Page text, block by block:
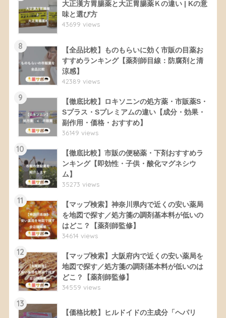
大正漢方胃腸薬と大正胃腸薬Ｋの違い | Kの意
味と選び方
43699 views
8
【全品比較】ものもらいに効く市販の目薬お
すすめランキング【薬剤師目線：防腐剤と清
涼感】
42389 views
9
【徹底比較】ロキソニンの処方薬・市販薬S・
Sプラス・Sプレミアムの違い【成分・効果・
副作用・価格・おすすめ】
36149 views
10
【徹底比較】市販の便秘薬・下剤おすすめラ
ンキング【即効性・子供・酸化マグネシウ
ム】
35273 views
11
【マップ検索】神奈川県内で近くの安い薬局
を地図で探す／処方箋の調剤基本料が低いの
はどこ？【薬剤師監修】
34614 views
12
【マップ検索】大阪府内で近くの安い薬局を
地図で探す／処方箋の調剤基本料が低いのは
どこ？【薬剤師監修】
34559 views
13
【価格比較】ヒルドイドの主成分「ヘパリ